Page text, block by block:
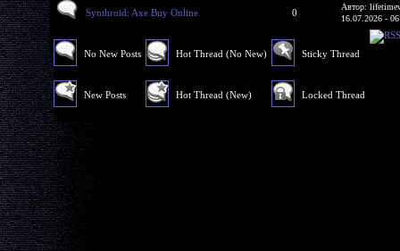
Synthroid: Axe Buy Online 0
Автор:
16.07.2026 -
No New Posts
New Posts
Hot Thread (No New)
Hot Thread (New)
Sticky Thread
Locked Thread